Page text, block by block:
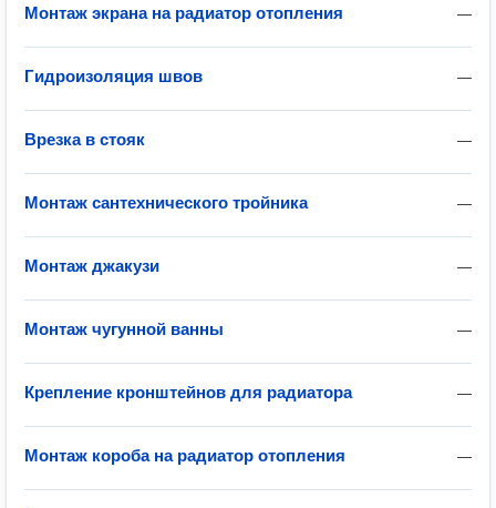
—
Монтаж экрана на радиатор отопления
—
Гидроизоляция швов
—
Врезка в стояк
—
Монтаж сантехнического тройника
—
Монтаж джакузи
—
Монтаж чугунной ванны
—
Крепление кронштейнов для радиатора
—
Монтаж короба на радиатор отопления